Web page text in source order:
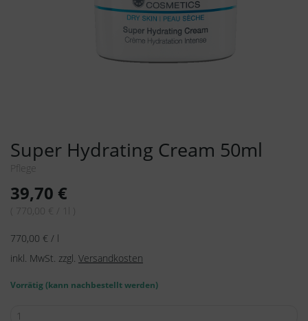
Super Hydrating Cream 50ml
Pflege
39,70 €
( 770,00 € / 1l )
770,00 € / l
inkl. MwSt. zzgl. Versandkosten
Vorrätig (kann nachbestellt werden)
Super